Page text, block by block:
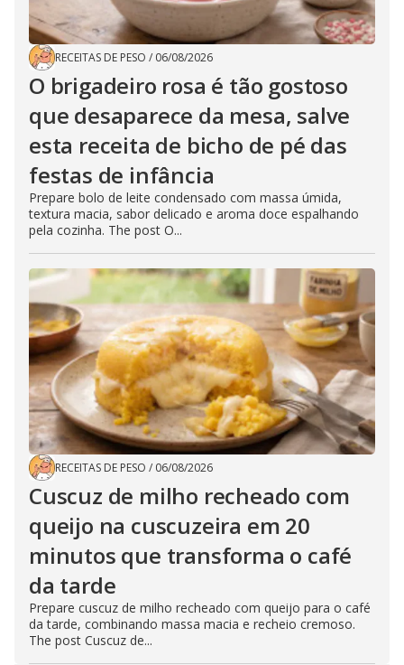
RECEITAS DE PESO / 06/08/2026
O brigadeiro rosa é tão gostoso
que desaparece da mesa, salve
esta receita de bicho de pé das
festas de infância
Prepare bolo de leite condensado com massa úmida,
textura macia, sabor delicado e aroma doce espalhando
pela cozinha. The post O...
RECEITAS DE PESO / 06/08/2026
Cuscuz de milho recheado com
queijo na cuscuzeira em 20
minutos que transforma o café
da tarde
Prepare cuscuz de milho recheado com queijo para o café
da tarde, combinando massa macia e recheio cremoso.
The post Cuscuz de...